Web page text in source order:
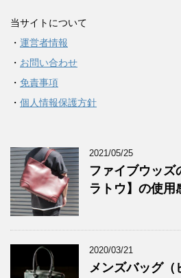
当サイトについて
・ 運営者情報
・ お問い合わせ
・ 免責事項
・ 個人情報保護方針
2021/05/25
ファイブウッズ
ラトウ】の使用
2020/03/21
メンズバッグ（